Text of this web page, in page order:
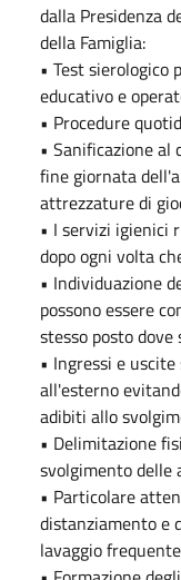
dalla Presidenza
della Famiglia:
• Test
educativo e
• Procedure
• Sanificazione
fine giornata
attrezzature di
• I servizi igienici
dopo ogni volta
• Individuazione
possono essere
stesso posto
• Ingressi e
all'esterno
adibiti allo
• Delimitazione
svolgimento delle
• Particolare
distanziamento e
lavaggio